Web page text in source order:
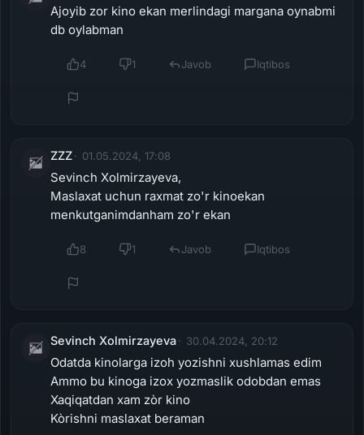
Ajoyib zor kino ekan merlindagi margana oynabmi
db oylabman
4 1 Javob Iqtibos
ZZZ 01.05.2024, 17:08
Sevinch Xolmirzayeva,
Maslaxat uchun raxmat zo'r kinoekan
menkutganimdanham zo'r ekan
8 1 Javob Iqtibos
Sevinch Xolmirzayeva 30.04.2024, 20:12
Odatda kinolarga izoh yozishni xushlamas edim
Ammo bu kinoga izox yozmaslik odobdan emas
Xaqiqatdan xam zòr kino
Kòrishni maslaxat beraman